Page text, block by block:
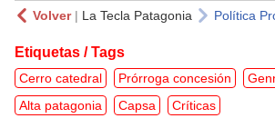
Volver| La Tecla Patagonia Política
Etiquetas / Tags
Cerro catedral Prórroga concesión
Alta patagonia
Capsa Críticas